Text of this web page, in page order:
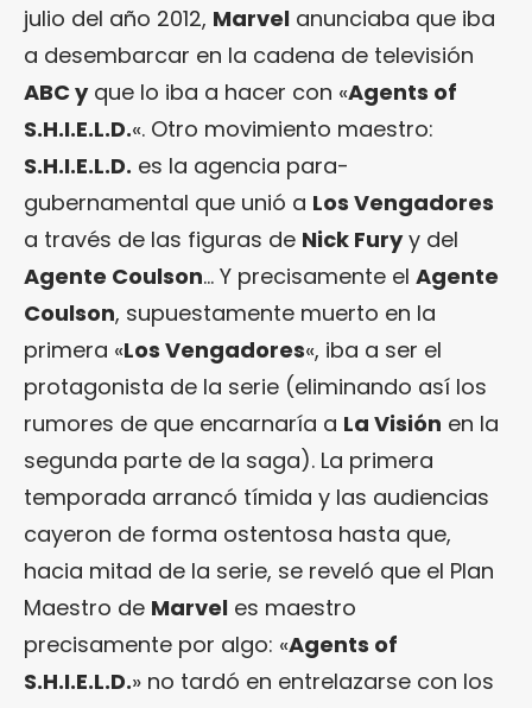
julio del año 2012, Marvel anunciaba que iba
a desembarcar en la cadena de televisión
ABC yque lo iba a hacer con «Agents of
S.H.I.E.L.D.«. Otro movimiento maestro:
S.H.I.E.L.D. es la agencia para-
gubernamental que unió a Los Vengadores
a través de las figuras de Nick Furyy del
Agente Coulson… Y precisamente el Agente
Coulson, supuestamente muerto en la
primera «Los Vengadores«, iba a ser el
protagonista de la serie (eliminando así los
rumores de que encarnaría a La Visión en la
segunda parte de la saga). La primera
temporada arrancó tímida y las audiencias
cayeron de forma ostentosa hasta que,
hacia mitad de la serie, se reveló que el Plan
Maestro de Marvel es maestro
precisamente por algo: «Agents of
S.H.I.E.L.D.» no tardó en entrelazarse con los